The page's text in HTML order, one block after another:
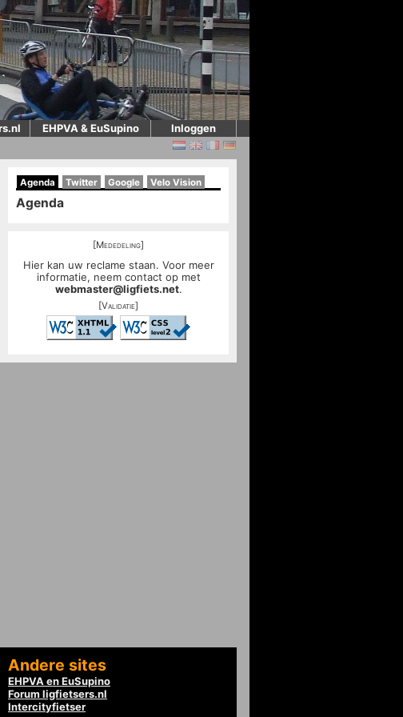
EHPVA & EuSupino Inloggen
Agenda Twitter Google Velo Vision
Agenda
[Mededeling]
Hier kan uw reclame staan. Voor meer
informatie, neem contact op met
webmaster@ligfiets.net.
[Validatie]
Andere sites
EHPVA en EuSupino
Forum ligfietsers.nl
Intercityfietser